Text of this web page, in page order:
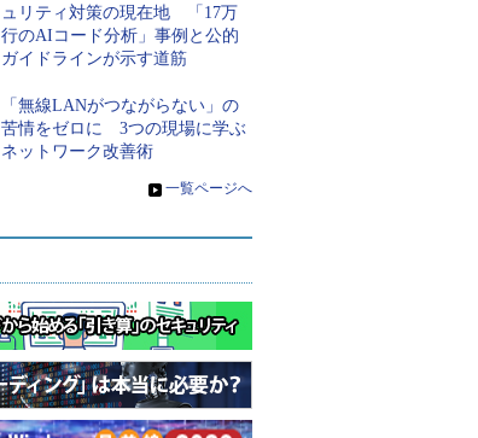
ュリティ対策の現在地 「17万
行のAIコード分析」事例と公的
ガイドラインが示す道筋
「無線LANがつながらない」の
苦情をゼロに 3つの現場に学ぶ
ネットワーク改善術
» 一覧ページへ